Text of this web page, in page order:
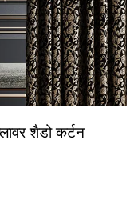
शैडो कर्टन